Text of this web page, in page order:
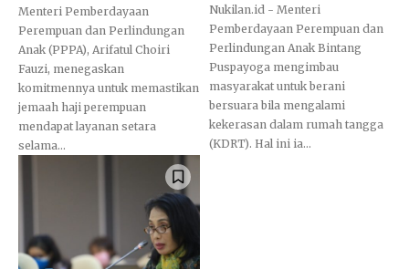
Menteri Pemberdayaan
Perempuan dan Perlindungan
Anak (PPPA), Arifatul Choiri
Fauzi, menegaskan
komitmennya untuk memastikan
jemaah haji perempuan
mendapat layanan setara
selama...
Nukilan.id - Menteri
Pemberdayaan Perempuan dan
Perlindungan Anak Bintang
Puspayoga mengimbau
masyarakat untuk berani
bersuara bila mengalami
kekerasan dalam rumah tangga
(KDRT). Hal ini ia...